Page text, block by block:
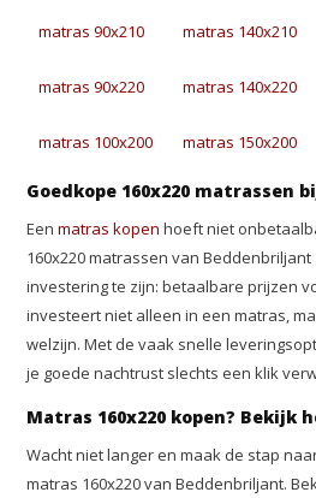
matras 90x210 matras 140x210
matras 90x220 matras 140x220
matras 100x200 matras 150x200
Goedkope 160x220 matrassen
Eenmatras kopen hoeft niet
160x220 matrassen van
investering te zijn: betaalbare prijzen
investeert niet alleen in een matras,
welzijn. Met de vaak snelle
je goede nachtrust slechts een klik
Matras 160x220 kopen? Bekijk
Wacht niet langer en maak de stap
matras 160x220 van Beddenbriljant.